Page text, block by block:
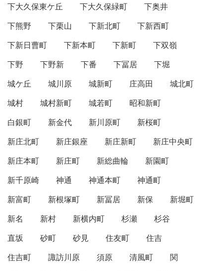
下大久保東ケ丘
下大久保緑町
下奥井
下熊野
下栗山 下新北町
下新西町
下新日曹町
下新本町 下新町
下双嶺
下野
下野新 下番 下冨居
下堀
城ケ丘
城川原 城新町 庄高田
城北町
城村
城村新町 城若町
昭和新町
白銀町
新金代 新川原町
新桜町
新庄北町
新庄銀座 新庄新町
新庄中央町
新庄本町
新庄町 新総曲輪
新園町
新千原崎
神通 神通本町
神通町
新富町
新根塚町 新冨居 新保
新堀町
新名
新村 新横内町 杉瀬
杉谷
直坂
砂町 砂見 住友町
住吉
住吉町
諏訪川原 須原 清風町
関